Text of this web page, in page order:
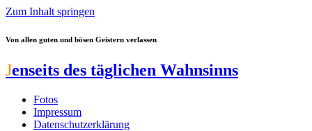
Zum Inhalt springen
Von allen guten und bösen Geistern verlassen
Jenseits des täglichen Wahnsinns
Fotos
Impressum
Datenschutzerklärung